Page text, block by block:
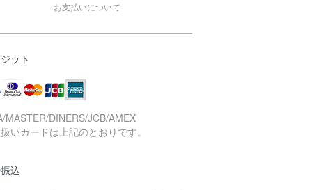
お支払いについて
ット
MASTER/DINERS/JCB/AMEX
いカードは上記のとおりです。
込